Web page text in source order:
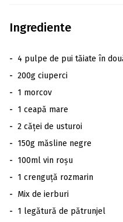
Ingrediente
- 4 pulpe de pui tăiate în
- 200g ciuperci
- 1 morcov
- 1 ceapă mare
- 2 căței de usturoi
- 150g măsline negre
- 100ml vin roșu
- 1 crenguță rozmarin
- Mix de ierburi
- 1 legătură de pătrunjel